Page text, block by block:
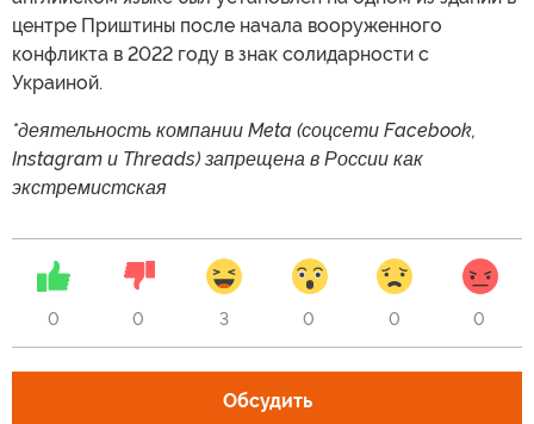
центре Приштины после начала вооруженного
конфликта в 2022 году в знак солидарности с
Украиной.
*деятельность компании Meta (соцсети Facebook,
Instagram и Threads) запрещена в России как
экстремистская
0 0 3 0 0 0
Обсудить